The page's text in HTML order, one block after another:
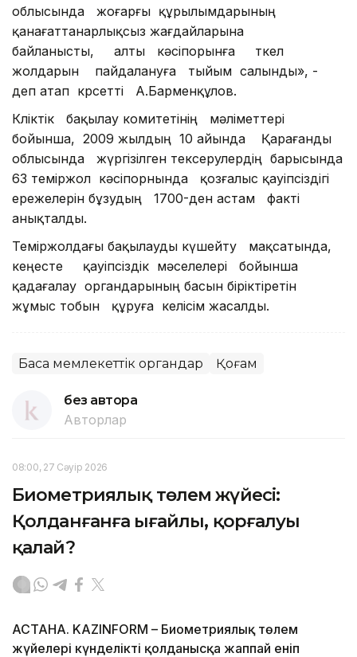
облысында жоғарғы құрылымдарының
қанағаттанарлықсыз жағдайларына
байланысты, алты кәсіпорынға өткел
жолдарын пайдалануға тыйым салынды», -
деп атап көрсетті А.Барменқұлов.
Көліктік бақылау комитетінің мәліметтері
бойынша, 2009 жылдың 10 айында Қарағанды
облысында жүргізілген тексерулердің барысында
63 теміржол кәсіпорнында қозғалыс қауіпсіздігі
ережелерін бұзудың 1700-ден астам факті
анықталды.
Теміржолдағы бақылауды күшейту мақсатында,
кеңесте қауіпсіздік мәселелері бойынша
қадағалау органдарының басын біріктіретін
жұмыс тобын құруға келісім жасалды.
Басқа мемлекеттік органдар Қоғам
без автора
Авторлар
08:00, 27 Сәуір 2026
Биометриялық төлем жүйесі:
Қолданғанға ыңғайлы, қорғалуы
қалай?
АСТАНА. KAZINFORM – Биометриялық төлем
жүйелері күнделікті қолданысқа жаппай еніп